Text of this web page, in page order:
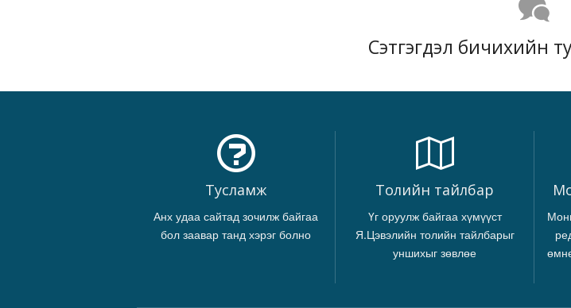
Сэтгэгдэл бичихийн
Тусламж
Анх удаа сайтад зочилж байгаа
бол заавар танд хэрэг болно
Толийн тайлбар
Үг оруулж байгаа хүмүүст
Я.Цэвэлийн толийн тайлбарыг
уншихыг зөвлөе